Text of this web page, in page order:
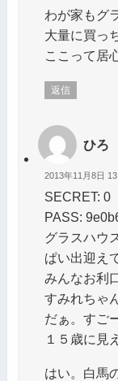
わが家もグ
大量に買っ
ここって居
返信
ひろ
2013年11月8日
SECRET: 0
PASS:
グラスハウ
ぱい出迎え
みんなお利
すみれちゃ
だぁ。すご
１５歳に見
はい。白馬